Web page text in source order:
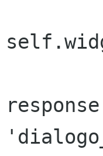
self.widgets	=